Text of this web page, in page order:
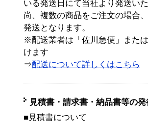
いる発送日にて当社より発送い
尚、複数の商品をご注文の場合
発送となります。
※配送業者は「佐川急便」また
けます
⇒配送について詳しくはこちら
見積書・請求書・納品書等の
■見積書について